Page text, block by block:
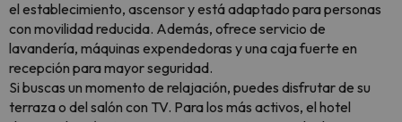
el establecimiento, ascensor y está adaptado para personas
con movilidad reducida. Además, ofrece servicio de
lavandería, máquinas expendedoras y una caja fuerte en
recepción para mayor seguridad.
Si buscas un momento de relajación, puedes disfrutar de su
terraza o del salón con TV. Para los más activos, el hotel